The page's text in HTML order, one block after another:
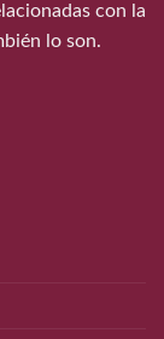
con la
lo son.